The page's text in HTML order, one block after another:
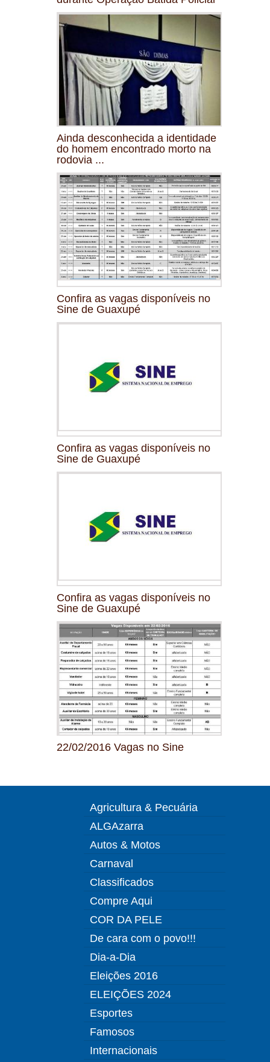
Ainda desconhecida a identidade
do homem encontrado morto na
rodovia ...
Confira as vagas disponíveis no
Sine de Guaxupé
Confira as vagas disponíveis no
Sine de Guaxupé
Confira as vagas disponíveis no
Sine de Guaxupé
22/02/2016 Vagas no Sine
Agricultura & Pecuária
ALGAzarra
Autos & Motos
Carnaval
Classificados
Compre Aqui
COR DA PELE
De cara com o povo!!!
Dia-a-Dia
Eleições 2016
ELEIÇÕES 2024
Esportes
Famosos
Internacionais